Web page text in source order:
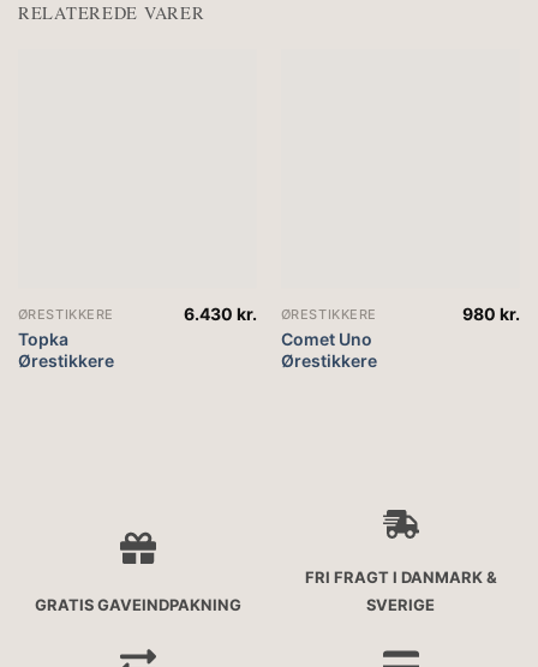
RELATEREDE VARER
ØRESTIKKERE
Topka
Ørestikkere
6.430kr. ØRESTIKKERE
Comet Uno
Ørestikkere
980kr.
GRATIS GAVEINDPAKNING
FRI FRAGT I DANMARK &
SVERIGE